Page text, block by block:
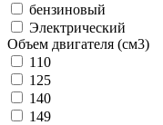
бензиновый
Электрический
Объем двигателя (см3)
110
125
140
149